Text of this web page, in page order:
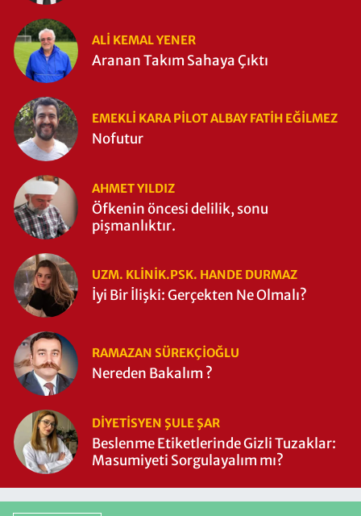
ALI KEMAL YENER
Aranan Takım Sahaya Çıktı
EMEKLI KARA PILOT ALBAY FATIH EĞİLMEZ
Nofutur
AHMET YILDIZ
Öfkenin öncesi delilik, sonu
pişmanlıktır.
UZM. KLINIK.PSK. HANDE DURMAZ
İyi Bir İlişki: Gerçekten Ne Olmalı?
RAMAZAN SÜREKÇIOĞLU
Nereden Bakalım ?
DIYETISYEN ŞULE ŞAR
Beslenme Etiketlerinde Gizli Tuzaklar:
Masumiyeti Sorgulayalım mı?